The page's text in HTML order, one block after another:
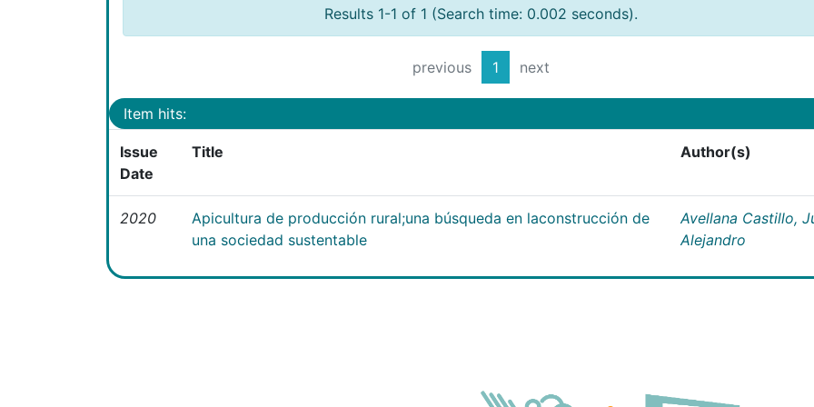
Results 1-1 of 1 (Search time: 0.002 seconds).
previous 1 next
Item hits:
Issue
Date
Title Author(s)
2020
Apicultura de producción rural;una búsqueda en laconstrucción de
una sociedad sustentable
Avellana Castillo,
Alejandro